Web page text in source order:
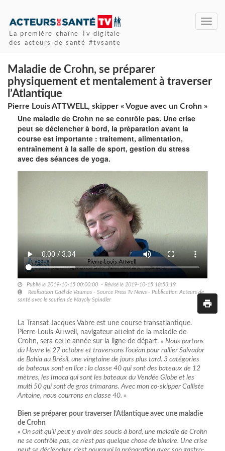
La première chaîne Tv digitale
des acteurs de santé #tvsante
Maladie de Crohn, se préparer
physiquement et mentalement à traverser
l’Atlantique
Pierre Louis ATTWELL, skipper « Vogue avec un Crohn »
Une maladie de Crohn ne se contrôle pas. Une crise
peut se déclencher à bord, la préparation avant la
course est importante : traitement, alimentation,
entraînement à la salle de sport, gestion du stress
avec des séances de yoga.
Publié le 2019-10-15 00:00:00 - Révisé le 2019-10-15 18:53:19
Réalisation Gaël de Vaumas - Source Press Tv News - Publication Acteurs de
santé avec le soutien de Mayoly Spindler
La Transat Jacques Vabre est une course transatlantique.
Pierre-Louis Attwell, navigateur atteint de la maladie de
Crohn, sera cette année sur la ligne de départ. « Nous partons
du Havre le 27 octobre et traversons l’océan pour rallier Salvador
de Bahia au Brésil, une vingtaine de jours plus tard. 3 catégories
de bateaux sont en lice : la classe 40 qui sont des bateaux de 12
mètres, les Imoca qui sont les bateaux du Vendée Globe et les
multi 50 qui sont de gros trimarans. Avec mon co-skipper Calliste
Antoine, nous courrons en classe 40. »
Bien se préparer pour traverser l’Atlantique avec une maladie
de Crohn
« On sait qu’il peut y avoir des soucis à bord, une maladie de Crohn
ne se contrôle pas, ce n’est pas quelque chose de binaire. Une crise